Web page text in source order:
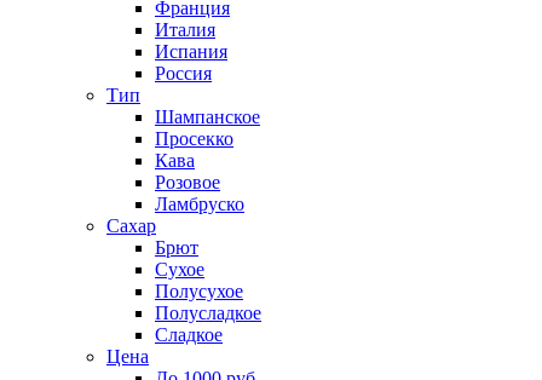
Франция
Италия
Испания
Россия
Тип
Шампанское
Просекко
Кава
Розовое
Ламбруско
Сахар
Брют
Сухое
Полусухое
Полусладкое
Сладкое
Цена